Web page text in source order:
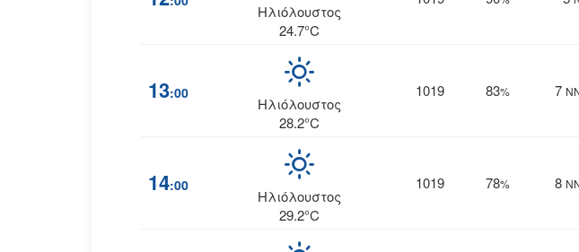
Ηλιόλουστος
24.7°C
13:00
Ηλιόλουστος
28.2°C
1019 83% 7
14:00
Ηλιόλουστος
29.2°C
1019 78% 8